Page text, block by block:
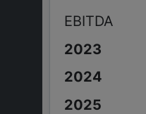
EBITDA